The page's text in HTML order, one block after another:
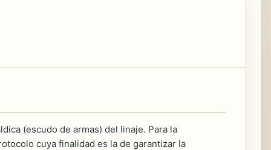
(escudo de armas) del linaje. Para la
cuya finalidad es la de garantizar la